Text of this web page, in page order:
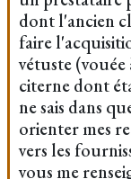
dont l'ancien
faire
vétuste
citerne dont
ne sais dans
orienter mes
vers les
vous me